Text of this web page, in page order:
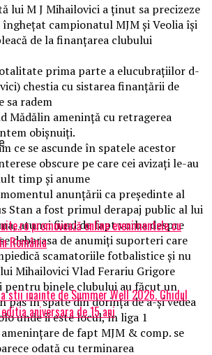
lui M J Mihailovici a ținut sa precizeze
campionatul MJM și Veolia își
de la finanțarea clubului
prima parte a elucubrațiilor d-
chestia cu sistarea finanțării de
sa radem
Mădălin amenință cu retragerea
obișnuiți.
ce se ascunde în spatele acestor
obscure pe care cei avizați le-au
timp și anume
anunțării ca președinte al
Stan a fost primul derapaj public al lui
atunci fiind de fapt vorba despre
debarasa de anumiți suporteri care
scamatoriile fotbalistice și nu
Mihailovici Vlad Ferariu Grigore
pentru binele clubului au făcut un
pas în spate din dorința de a-și vedea
unde ii este locul, în liga 1
de fapt MJM & comp. se
odată cu terminarea
promovează online evenimentele cu
România
stii inainte de Summer Well 2026. Ghidul
aniversara de 15 ani